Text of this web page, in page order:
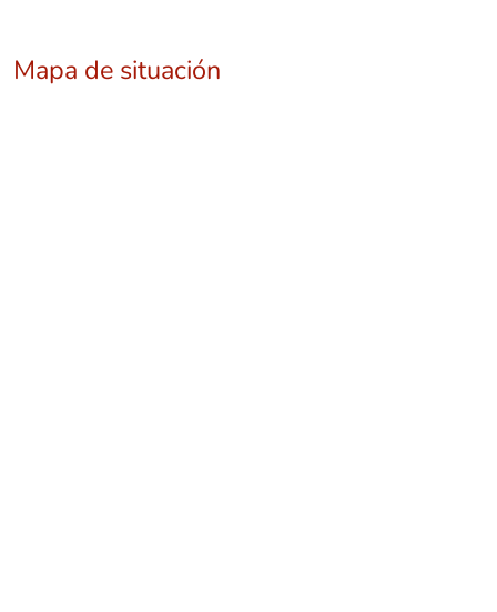
Mapa de situación